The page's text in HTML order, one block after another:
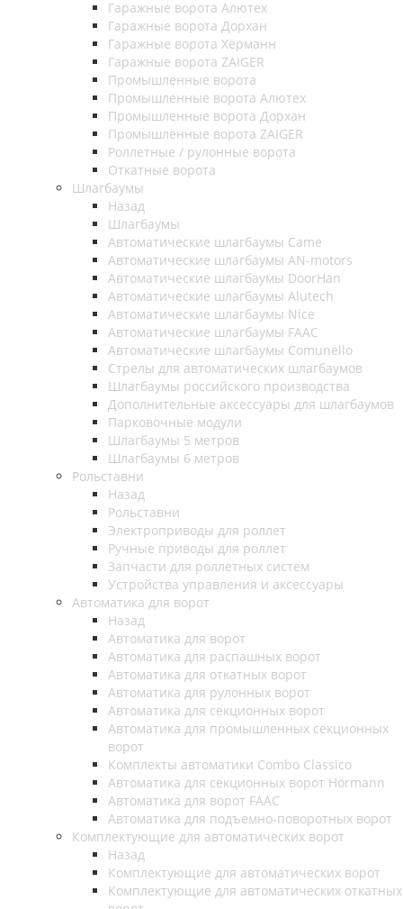
Гаражные ворота Алютех
Гаражные ворота Дорхан
Гаражные ворота Хёрманн
Гаражные ворота ZAIGER
Промышленные ворота
Промышленные ворота Алютех
Промышленные ворота Дорхан
Промышленные ворота ZAIGER
Роллетные / рулонные ворота
Откатные ворота
Шлагбаумы
Назад
Шлагбаумы
Автоматические шлагбаумы Came
Автоматические шлагбаумы AN-motors
Автоматические шлагбаумы DoorHan
Автоматические шлагбаумы Alutech
Автоматические шлагбаумы Nice
Автоматические шлагбаумы FAAC
Автоматические шлагбаумы Comunello
Стрелы для автоматических шлагбаумов
Шлагбаумы российского производства
Дополнительные аксессуары для шлагбаумов
Парковочные модули
Шлагбаумы 5 метров
Шлагбаумы 6 метров
Рольставни
Назад
Рольставни
Электроприводы для роллет
Ручные приводы для роллет
Запчасти для роллетных систем
Устройства управления и аксессуары
Автоматика для ворот
Назад
Автоматика для ворот
Автоматика для распашных ворот
Автоматика для откатных ворот
Автоматика для рулонных ворот
Автоматика для секционных ворот
Автоматика для промышленных секционных
ворот
Комплекты автоматики Combo Classico
Автоматика для секционных ворот Hörmann
Автоматика для ворот FAAC
Автоматика для подъемно-поворотных ворот
Комплектующие для автоматических ворот
Назад
Комплектующие для автоматических ворот
Комплектующие для автоматических откатных